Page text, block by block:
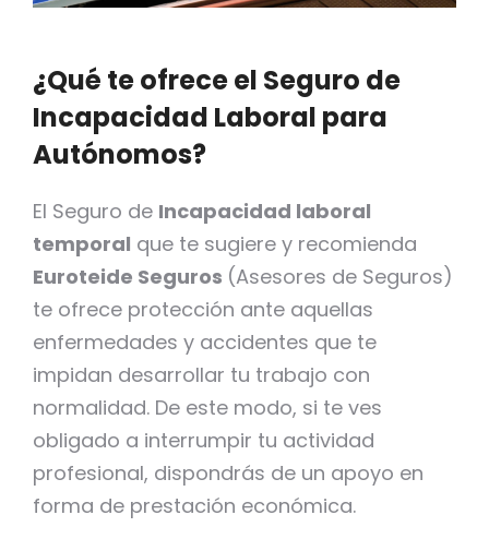
¿Qué te ofrece el Seguro de
Incapacidad Laboral para
Autónomos?
El Seguro de Incapacidad laboral
temporal que te sugiere y recomienda
Euroteide Seguros (Asesores de Seguros)
te ofrece protección ante aquellas
enfermedades y accidentes que te
impidan desarrollar tu trabajo con
normalidad. De este modo, si te ves
obligado a interrumpir tu actividad
profesional, dispondrás de un apoyo en
forma de prestación económica.